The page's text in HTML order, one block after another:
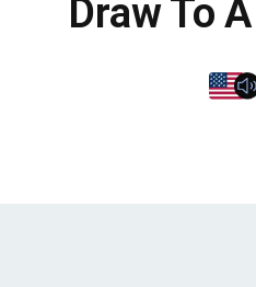
Draw To